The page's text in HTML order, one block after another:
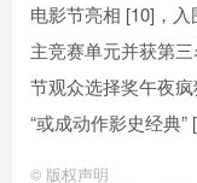
电影节亮相 [10]，
主竞赛单元并获第
节观众选择奖午夜
“或成动作影史经典”
© 版权声明